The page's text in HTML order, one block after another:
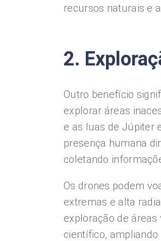
recursos naturais e
2.
Outro benefício
explorar áreas
e as luas de Júpiter
presença humana
coletando
Os drones podem
extremas e alta
exploração de
científico,